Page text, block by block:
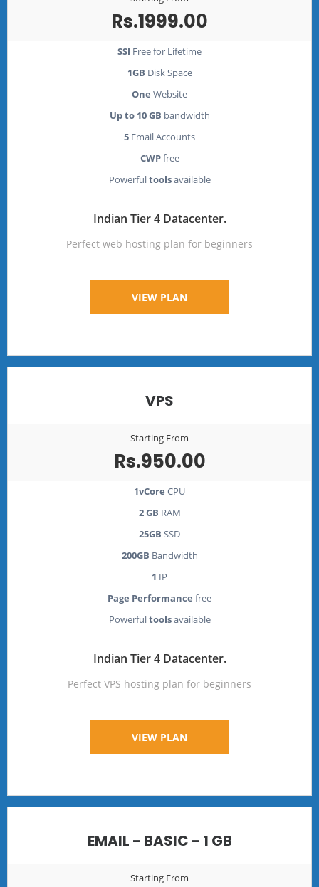
Rs.1999.00
SSl Free for Lifetime
1GB Disk Space
One Website
Up to 10 GB bandwidth
5 Email Accounts
CWPfree
Powerfultoolsavailable
Indian Tier 4 Datacenter.
Perfect web hosting plan for beginners
VIEW PLAN
VPS
Starting From
Rs.950.00
1vCore CPU
2 GB RAM
25GB SSD
200GB Bandwidth
1 IP
Page Performance free
Powerfultoolsavailable
Indian Tier 4 Datacenter.
Perfect VPS hosting plan for beginners
VIEW PLAN
EMAIL - BASIC - 1 GB
Starting From